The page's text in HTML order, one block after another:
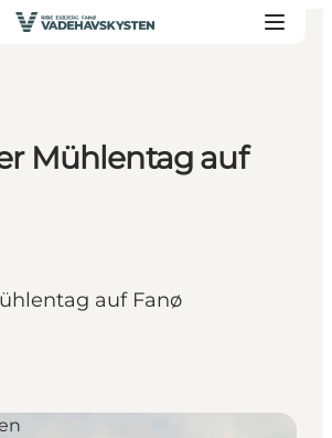
Mühlentag auf
auf Fanø